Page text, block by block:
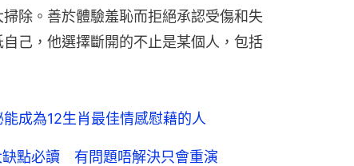
除。善於體驗羞恥而拒絕承認受傷和失
己，他選擇斷開的不止是某個人，包括
成為12生肖最佳情感慰藉的人
點必讀 有問題唔解決只會重演